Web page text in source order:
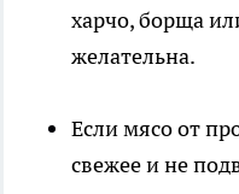
харчо, борща
желательна.
Если мясо от
свежее и не